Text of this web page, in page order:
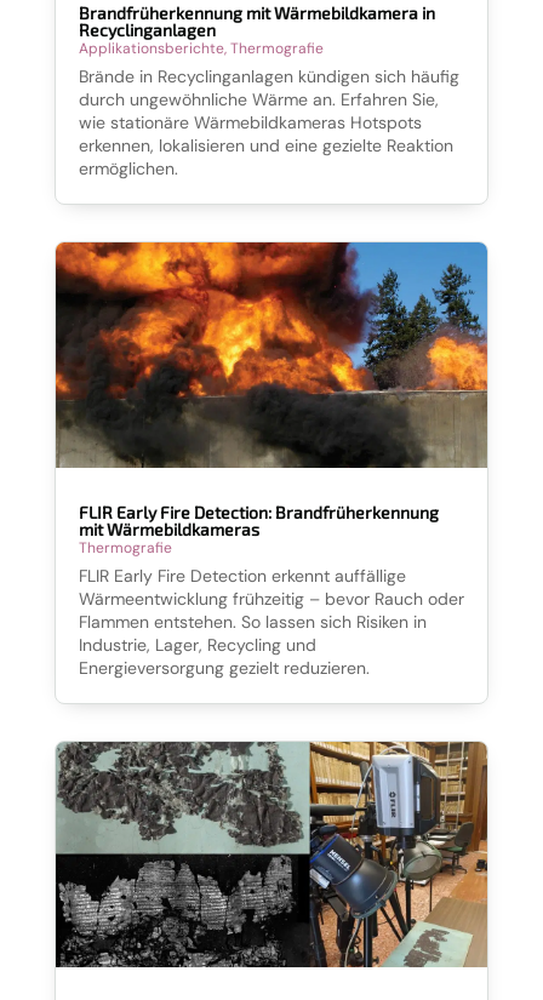
Brandfrüherkennung mit Wärmebildkamera in
Recyclinganlagen
Applikationsberichte,Thermografie
Brände in Recyclinganlagen kündigen sich häufig
durch ungewöhnliche Wärme an. Erfahren Sie,
wie stationäre Wärmebildkameras Hotspots
erkennen, lokalisieren und eine gezielte Reaktion
ermöglichen.
FLIR Early Fire Detection: Brandfrüherkennung
mit Wärmebildkameras
Thermografie
FLIR Early Fire Detection erkennt auffällige
Wärmeentwicklung frühzeitig – bevor Rauch oder
Flammen entstehen. So lassen sich Risiken in
Industrie, Lager, Recycling und
Energieversorgung gezielt reduzieren.